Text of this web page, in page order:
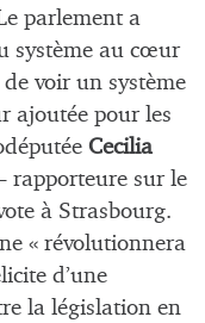
parlement a
système au cœur
voir un système
ajoutée pour les
Cecilia
rapporteure sur le
à Strasbourg.
« révolutionnera
d’une
la législation en